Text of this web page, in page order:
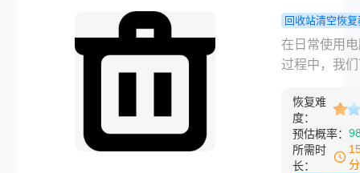
必要的麻烦
失。幸运的
过一些方法
恢复这些丢
件。以下是
于意外丢失
么恢复的文
回收站清空恢
误删除回收
空了怎么恢
快速恢复的
法！
在日常使用
过程中，我
疏忽大意而
文件删除，
清空了回收
意识到这一
恢复难
度：
预估概率：
所需时
长：